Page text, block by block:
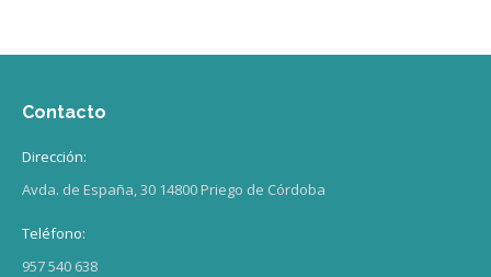
Contacto
Dirección:
Avda. de España, 30 14800 Priego de Córdoba
Teléfono:
957 540 638